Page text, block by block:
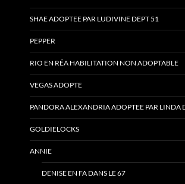
SHAE ADOPTEE PAR LUDIVINE DEPT 51
PEPPER
RIO EN RÉA HABILITATION NON ADOPTABLE
VEGAS ADOPTE
PANDORA ALEXANDRIA ADOPTEE PAR LINDA
GOLDIELOCKS
ANNIE
DENISE EN FA DANS LE 67